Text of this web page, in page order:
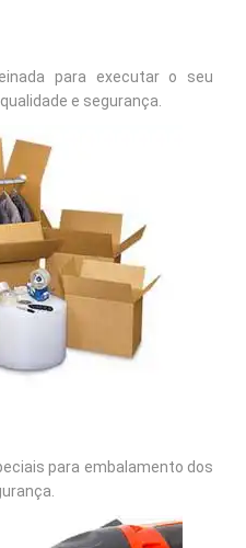
para executar o seu
e segurança.
para embalamento dos